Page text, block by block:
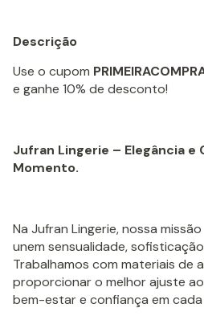
Descrição
Use o cupom
e ganhe 10% de desconto!
Jufran Lingerie – Elegância e
Momento.
Na Jufran Lingerie, nossa
unem sensualidade,
Trabalhamos com materiais de
proporcionar o melhor ajuste
bem-estar e confiança em